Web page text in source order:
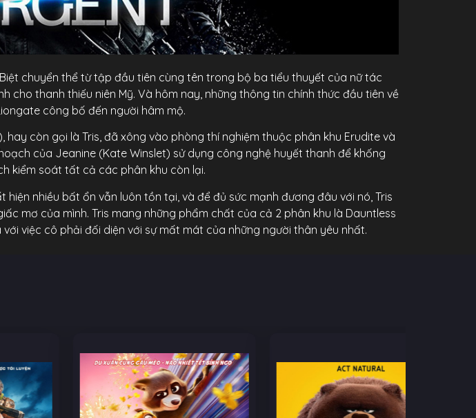
chuyển thể từ tập đầu tiên cùng tên trong bộ ba tiểu thuyết của nữ tác
thanh thiếu niên Mỹ. Và hôm nay, những thông tin chính thức đầu tiên về
công bố đến người hâm mộ.
còn gọi là Tris, đã xông vào phòng thí nghiệm thuộc phân khu Erudite và
của Jeanine (Kate Winslet) sử dụng công nghệ huyết thanh để khống
kiểm soát tất cả các phân khu còn lại.
nhiều bất ổn vẫn luôn tồn tại, và để đủ sức mạnh đương đâu với nó, Tris
mơ của mình. Tris mang những phẩm chất của cả 2 phân khu là Dauntless
việc cô phải đối diện với sự mất mát của những người thân yêu nhất.